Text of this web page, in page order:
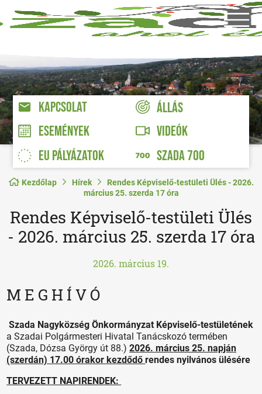
KAPCSOLAT
ÁLLÁS
ESEMÉNYEK
VIDEÓK
EU PÁLYÁZATOK
SZADA 700
Kezdőlap Hírek
Rendes Képviselő-testületi Ülés - 2026.
március 25. szerda 17 óra
Rendes Képviselő-testületi Ülés
- 2026. március 25. szerda 17 óra
2026. március 19.
M E G H Í V Ó
Szada Nagyközség Önkormányzat Képviselő-testületének
a Szadai Polgármesteri Hivatal Tanácskozó termében
(Szada, Dózsa György út 88.)2026. március 25. napján
(szerdán) 17.00 órakor kezdődőrendes nyilvános ülésére
TERVEZETT NAPIRENDEK: